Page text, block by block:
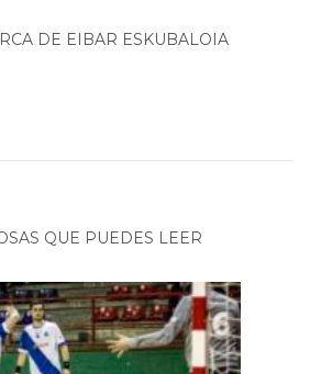
DE EIBAR ESKUBALOIA
QUE PUEDES LEER